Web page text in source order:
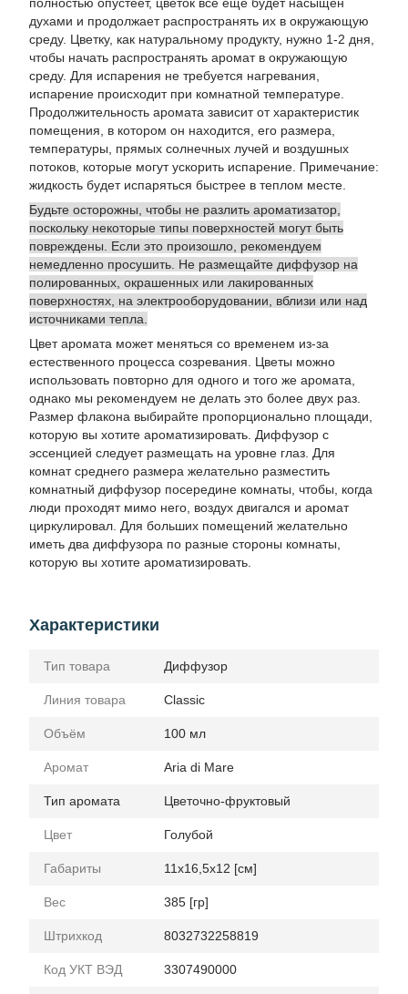
духами и продолжает распространять их в окружающую
среду. Цветку, как натуральному продукту, нужно 1-2 дня,
чтобы начать распространять аромат в окружающую
среду. Для испарения не требуется нагревания,
испарение происходит при комнатной температуре.
Продолжительность аромата зависит от характеристик
помещения, в котором он находится, его размера,
температуры, прямых солнечных лучей и воздушных
потоков, которые могут ускорить испарение. Примечание:
жидкость будет испаряться быстрее в теплом месте.
Будьте осторожны, чтобы не разлить ароматизатор,
поскольку некоторые типы поверхностей могут быть
повреждены. Если это произошло, рекомендуем
немедленно просушить. Не размещайте диффузор на
полированных, окрашенных или лакированных
поверхностях, на электрооборудовании, вблизи или над
источниками тепла.
Цвет аромата может меняться со временем из-за
естественного процесса созревания. Цветы можно
использовать повторно для одного и того же аромата,
однако мы рекомендуем не делать это более двух раз.
Размер флакона выбирайте пропорционально площади,
которую вы хотите ароматизировать. Диффузор с
эссенцией следует размещать на уровне глаз. Для
комнат среднего размера желательно разместить
комнатный диффузор посередине комнаты, чтобы, когда
люди проходят мимо него, воздух двигался и аромат
циркулировал. Для больших помещений желательно
иметь два диффузора по разные стороны комнаты,
которую вы хотите ароматизировать.
Характеристики
Тип товара Диффузор
Линия товара Classic
Объём 100 мл
Аромат Aria di Mare
Тип аромата Цветочно-фруктовый
Цвет Голубой
Габариты 11x16,5x12 [см]
Вес 385 [гр]
Штрихкод 8032732258819
Код УКТ ВЭД 3307490000